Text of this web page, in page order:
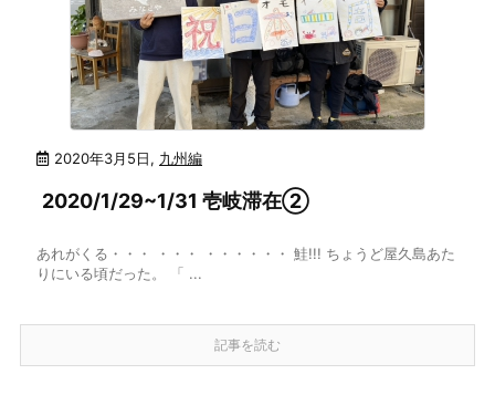
2020年3月5日, 九州編
2020/1/29~1/31 壱岐滞在②
あれがくる・・・ ・・・ ・・・・・・ 鮭!!! ちょうど屋久島あた
りにいる頃だった。 「 ...
記事を読む